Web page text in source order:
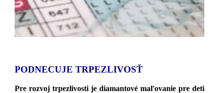
PODNECUJE TRPEZLIVOSŤ
Pre rozvoj trpezlivosti je diamantové maľovanie pre deti